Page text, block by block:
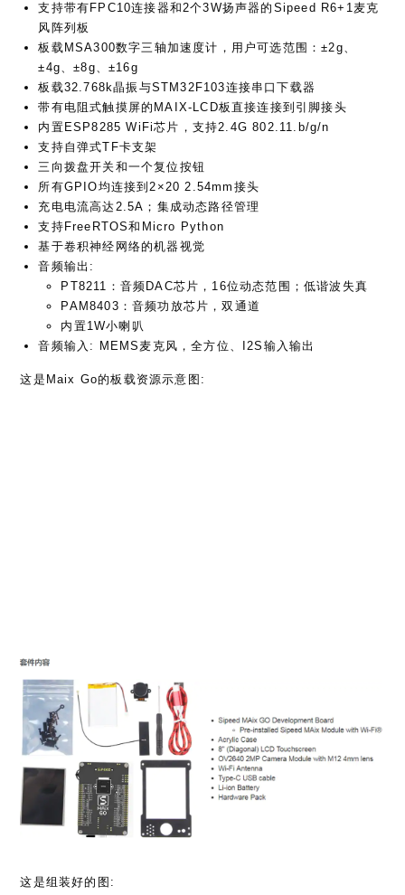
支持带有FPC10连接器和2个3W扬声器的Sipeed R6+1麦克
风阵列板
板载MSA300数字三轴加速度计，用户可选范围：±2g、
±4g、±8g、±16g
板载32.768k晶振与STM32F103连接串口下载器
带有电阻式触摸屏的MAIX-LCD板直接连接到引脚接头
内置ESP8285 WiFi芯片，支持2.4G 802.11.b/g/n
支持自弹式TF卡支架
三向拨盘开关和一个复位按钮
所有GPIO均连接到2×20 2.54mm接头
充电电流高达2.5A；集成动态路径管理
支持FreeRTOS和Micro Python
基于卷积神经网络的机器视觉
音频输出:
PT8211：音频DAC芯片，16位动态范围；低谐波失真
PAM8403：音频功放芯片，双通道
内置1W小喇叭
音频输入: MEMS麦克风，全方位、I2S输入输出
这是Maix Go的板载资源示意图:
这是组装好的图: